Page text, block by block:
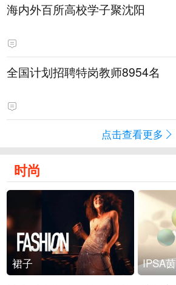
海内外百所高校学子聚沈阳
全国计划招聘特岗教师8954名
点击查看更多
时尚
裙子